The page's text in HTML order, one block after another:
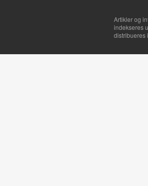
Artikler og
indekseres
distribueres